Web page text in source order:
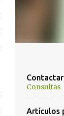
Consultas
Artículos